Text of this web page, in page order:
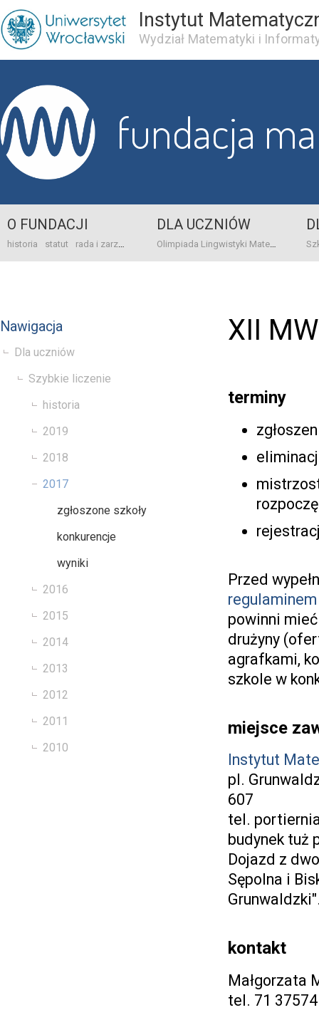
Instytut
Wydział Matematyki i
fundacja
O FUNDACJI
historia statut rada i zarząd dane bankowo-adresowe kontakt
DLA UCZNIÓW
Olimpiada Lingwistyki Matematycznej
Nawigacja
Dla uczniów
Szybkie liczenie
historia
2019
2018
2017
zgłoszone szkoły
konkurencje
wyniki
2016
2015
2014
2013
2012
2011
2010
XII
terminy
Przed
powinni
drużyny
agrafkami,
szkole w
miejsce
Instytut
pl.
607
tel.
budynek tuż
Dojazd z
Sępolna i
kontakt
Małgorzata
tel. 71